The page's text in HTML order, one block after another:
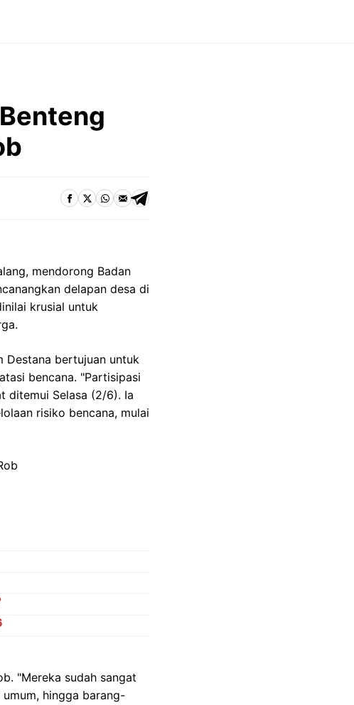
mendorong Badan
delapan desa di
krusial untuk
Destana bertujuan untuk
bencana. "Partisipasi
ditemui Selasa (2/6). Ia
risiko bencana, mulai
"Mereka sudah sangat
hingga barang-